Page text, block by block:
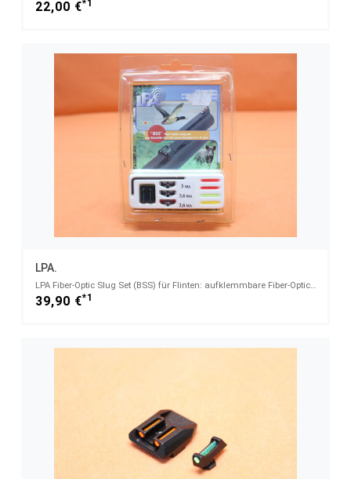
22,00 €*1
LPA.
LPA Fiber-Optic Slug Set (BSS) für Flinten: aufklemmbare Fiber-Optic Kimme für Laufschienen
39,90 €*1